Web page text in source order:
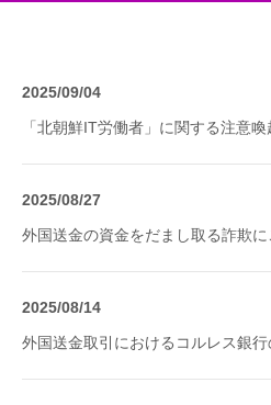
2025/09/04
「北朝鮮IT労働者」に関する注意
2025/08/27
外国送金の資金をだまし取る詐欺に
2025/08/14
外国送金取引におけるコルレス銀